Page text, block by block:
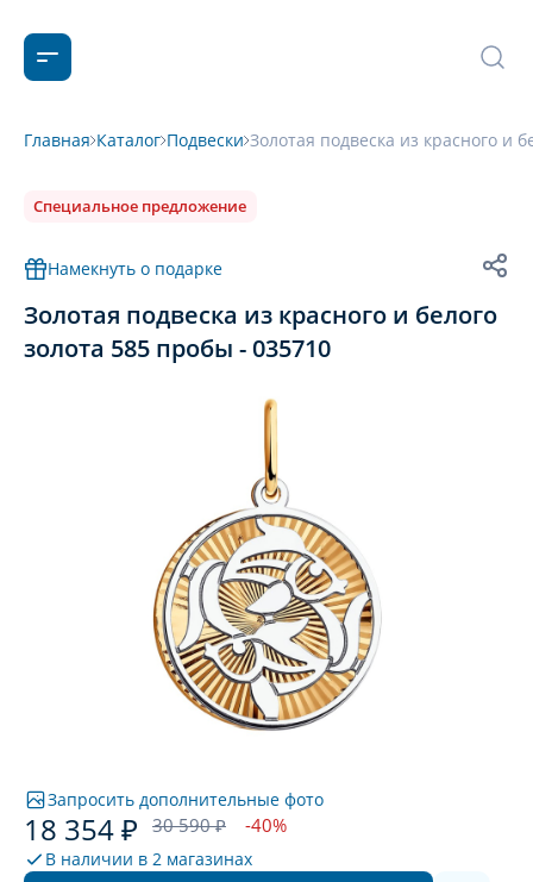
Главная Каталог Подвески Золотая подвеска из красного и
Специальное предложение
Намекнуть о подарке
Золотая подвеска из красного и белого
золота 585 пробы - 035710
Запросить дополнительные фото
18 354 ₽ 30 590 ₽ -40%
В наличии в 2 магазинах